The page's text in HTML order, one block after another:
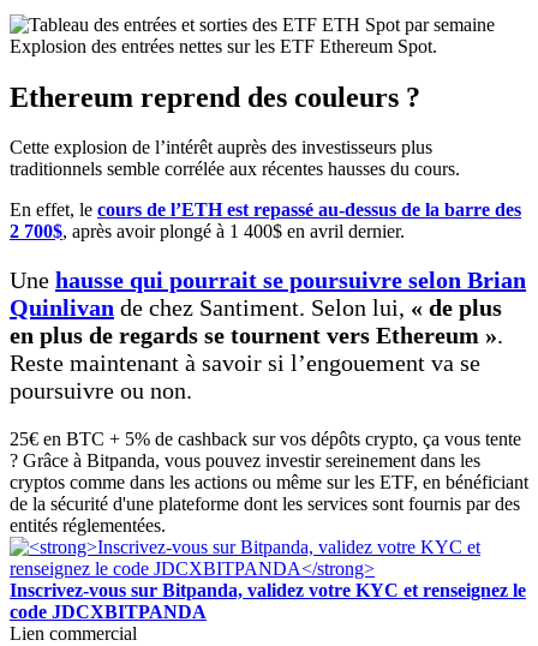
Explosion des entrées nettes sur les ETF Ethereum Spot.
Ethereum reprend des couleurs ?
Cette explosion de l’intérêt auprès des investisseurs plus
traditionnels semble corrélée aux récentes hausses du cours.
En effet, le cours de l’ETH est repassé au-dessus de la barre des
2 700$, après avoir plongé à 1 400$ en avril dernier.
Une hausse qui pourrait se poursuivre selon Brian
Quinlivan de chez Santiment. Selon lui, « de plus
en plus de regards se tournent vers Ethereum ».
Reste maintenant à savoir si l’engouement va se
poursuivre ou non.
25€ en BTC + 5% de cashback sur vos dépôts crypto, ça vous tente
? Grâce à Bitpanda, vous pouvez investir sereinement dans les
cryptos comme dans les actions ou même sur les ETF, en bénéficiant
de la sécurité d'une plateforme dont les services sont fournis par des
entités réglementées.
Inscrivez-vous sur Bitpanda, validez votre KYC et renseignez le
code JDCXBITPANDA
Lien commercial